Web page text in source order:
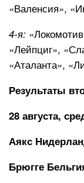
«Валенсия»,
4-я:
«Лейпциг»,
«Аталанта»,
Результаты
28 августа,
Аякс
Брюгге